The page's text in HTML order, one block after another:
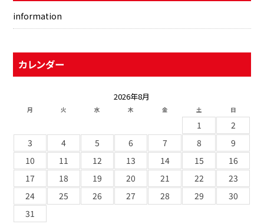
information
カレンダー
2026年8月
月 火 水 木 金 土 日
1
2
3
4 5 6 7 8
9
10
11 12 13 14 15
16
17
18 19 20 21 22
23
24
25 26 27 28 29
30
31